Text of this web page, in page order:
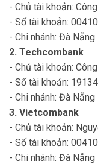
- Chủ tài khoản:
- Số tài khoản:
- Chi nhánh: Đà Nẵng
2. Techcombank
- Chủ tài khoản:
- Số tài khoản:
- Chi nhánh: Đà Nẵng
3. Vietcombank
- Chủ tài khoản:
- Số tài khoản:
- Chi nhánh: Đà Nẵng